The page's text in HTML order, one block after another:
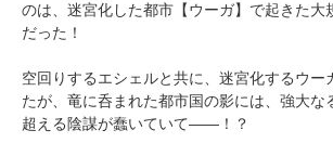
のは、迷宮化した都市【ウーガ】で起きた大
だった！
空回りするエシェルと共に、迷宮化するウー
たが、竜に呑まれた都市国の影には、強大な
超える陰謀が蠢いていて――！？